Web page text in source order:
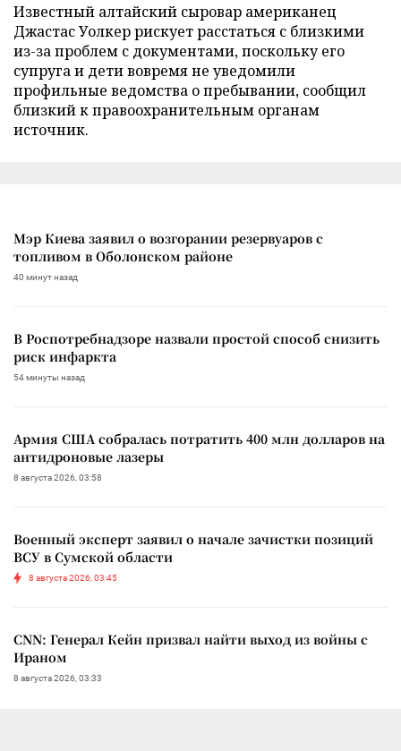
Известный алтайский сыровар американец
Джастас Уолкер рискует расстаться с близкими
из-за проблем с документами, поскольку его
супруга и дети вовремя не уведомили
профильные ведомства о пребывании, сообщил
близкий к правоохранительным органам
источник.
Мэр Киева заявил о возгорании резервуаров с
топливом в Оболонском районе
40 минут назад
В Роспотребнадзоре назвали простой способ снизить
риск инфаркта
54 минуты назад
Армия США собралась потратить 400 млн долларов на
антидроновые лазеры
8 августа 2026, 03:58
Военный эксперт заявил о начале зачистки позиций
ВСУ в Сумской области
8 августа 2026, 03:45
CNN: Генерал Кейн призвал найти выход из войны с
Ираном
8 августа 2026, 03:33